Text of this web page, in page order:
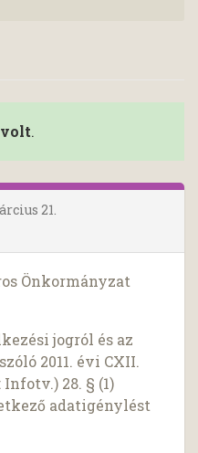
.
21.
Önkormányzat
jogról és az
2011. évi CXII.
28. § (1)
adatigénylést